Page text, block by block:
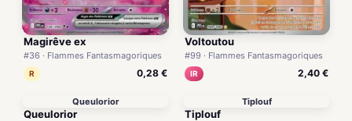
Magirêve ex
#36 · Flammes Fantasmagoriques
R 0,28 €
Voltoutou
#99 · Flammes Fantasmagoriques
IR 2,40 €
Queulorior
Queulorior
Tiplouf
Tiplouf